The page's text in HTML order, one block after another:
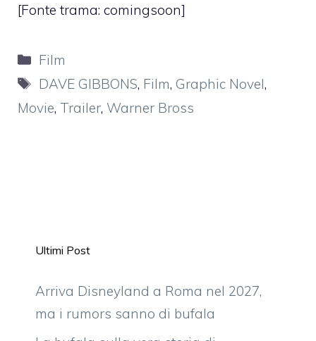
[Fonte trama: comingsoon]
Categorie
Film
Tag
DAVE GIBBONS, Film, Graphic Novel,
Movie, Trailer, Warner Bross
Ultimi Post
Arriva Disneyland a Roma nel 2027,
ma i rumors sanno di bufala